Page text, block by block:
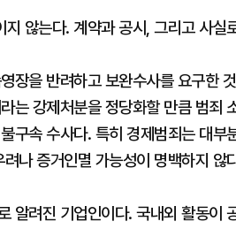
않는다. 계약과 공시, 그리고 사실
장을 반려하고 보완수사를 요구한
는 강제처분을 정당화할 만큼 범죄
구속 수사다. 특히 경제범죄는 대부
나 증거인멸 가능성이 명백하지 않
알려진 기업인이다. 국내외 활동이